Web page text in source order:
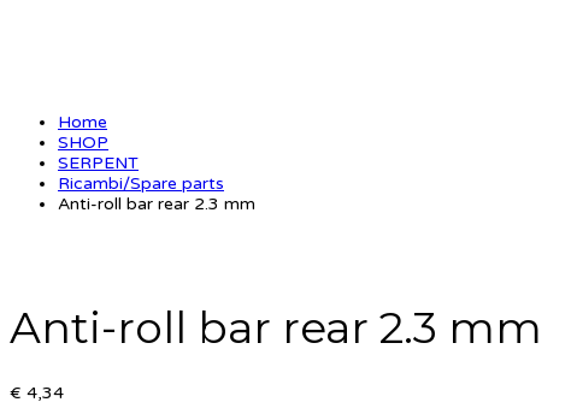
Home
SHOP
SERPENT
Ricambi/Spare parts
Anti-roll bar rear 2.3 mm
Anti-roll bar rear 2.3 mm
€ 4,34